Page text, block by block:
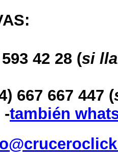
42 28 (si
667 447 (
-también